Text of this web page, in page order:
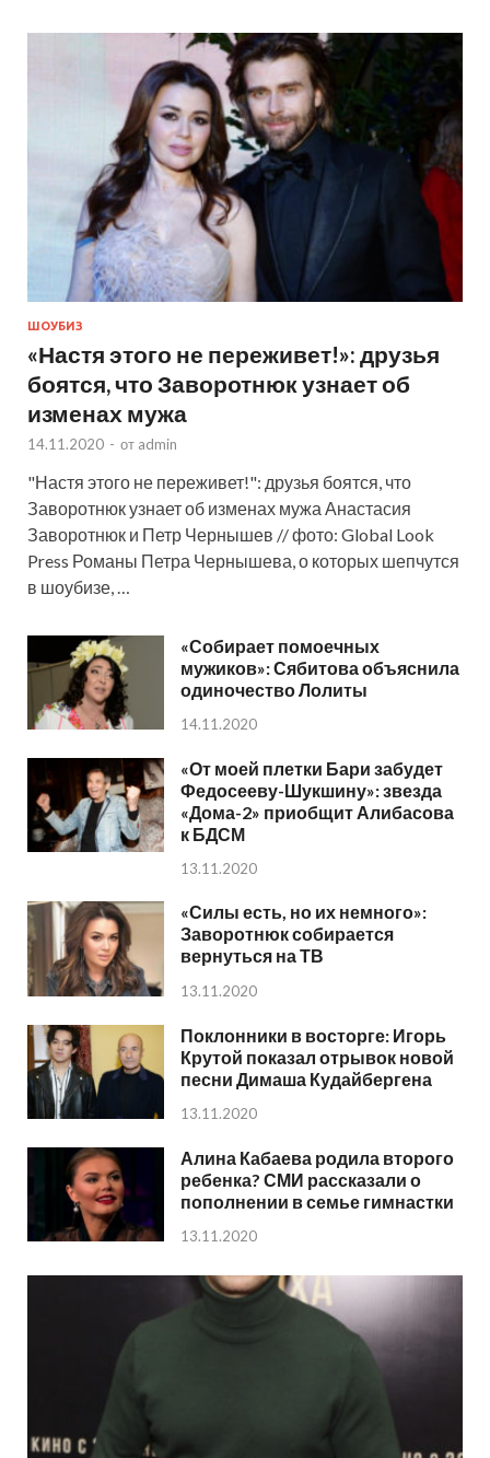
ШОУБИЗ
«Настя этого не переживет!»: друзья
боятся, что Заворотнюк узнает об
изменах мужа
14.11.2020 - от admin
"Настя этого не переживет!": друзья боятся, что
Заворотнюк узнает об изменах мужа Анастасия
Заворотнюк и Петр Чернышев // фото: Global Look
Press Романы Петра Чернышева, о которых шепчутся
в шоубизе, …
«Собирает помоечных
мужиков»: Сябитова объяснила
одиночество Лолиты
14.11.2020
«От моей плетки Бари забудет
Федосееву-Шукшину»: звезда
«Дома-2» приобщит Алибасова
к БДСМ
13.11.2020
«Силы есть, но их немного»:
Заворотнюк собирается
вернуться на ТВ
13.11.2020
Поклонники в восторге: Игорь
Крутой показал отрывок новой
песни Димаша Кудайбергена
13.11.2020
Алина Кабаева родила второго
ребенка? СМИ рассказали о
пополнении в семье гимнастки
13.11.2020